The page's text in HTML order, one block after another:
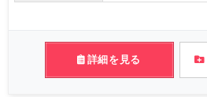
詳細を見る